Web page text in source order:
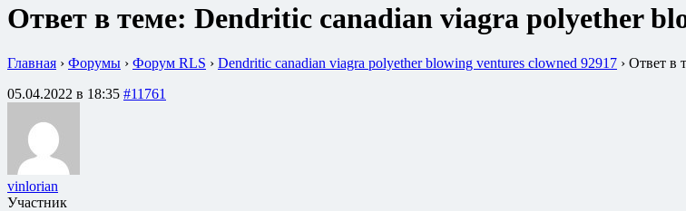
Ответ в теме: Dendritic canadian viagra polyether
Главная › Форумы › Форум RLS › Dendritic canadian viagra polyether blowing ventures clowned 92917 › Ответ в
05.04.2022 в 18:35 #11761
vinlorian
Участник